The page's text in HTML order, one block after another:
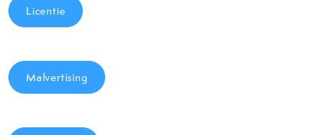
Licentie
Malvertising